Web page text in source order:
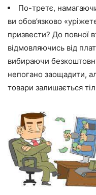
По-третє,
ви обов’язково
призвести? До повної
відмовляючись від
вибираючи
непогано заощадити,
товари залишається